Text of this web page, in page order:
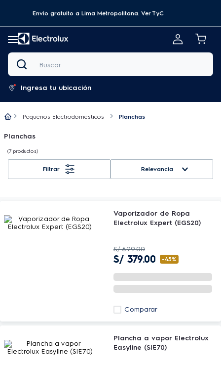
Envio gratuito a Lima Metropolitana.Ver TyC
Buscar
Ingresa tu ubicación
Pequeños Electrodomesticos Planchas
Planchas
7 productos
Relevancia
Vaporizador de Ropa
Electrolux Expert (EGS20)
S/ 699.00
S/ 379.00 -45%
Comparar
Plancha a vapor Electrolux
Easyline (SIE70)